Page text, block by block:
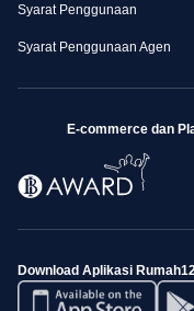
E-commerce dan
Download Aplikasi
Syarat Penggunaan
Syarat Penggunaan Agen